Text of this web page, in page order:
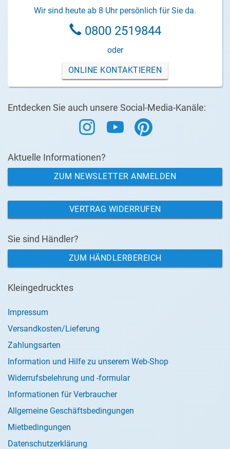
Wir sind heute ab 8 Uhr persönlich für Sie da.
0800 2519844
oder
ONLINE KONTAKTIEREN
Entdecken Sie auch unsere Social-Media-Kanäle:
Aktuelle Informationen?
ZUM NEWSLETTER ANMELDEN
VERTRAG WIDERRUFEN
Sie sind Händler?
ZUM HÄNDLERBEREICH
Kleingedrucktes
Impressum
Versandkosten/Lieferung
Zahlungsarten
Information und Hilfe zu unserem Web-Shop
Widerrufsbelehrung und -formular
Informationen für Verbraucher
Allgemeine Geschäftsbedingungen
Mietbedingungen
Datenschutzerklärung